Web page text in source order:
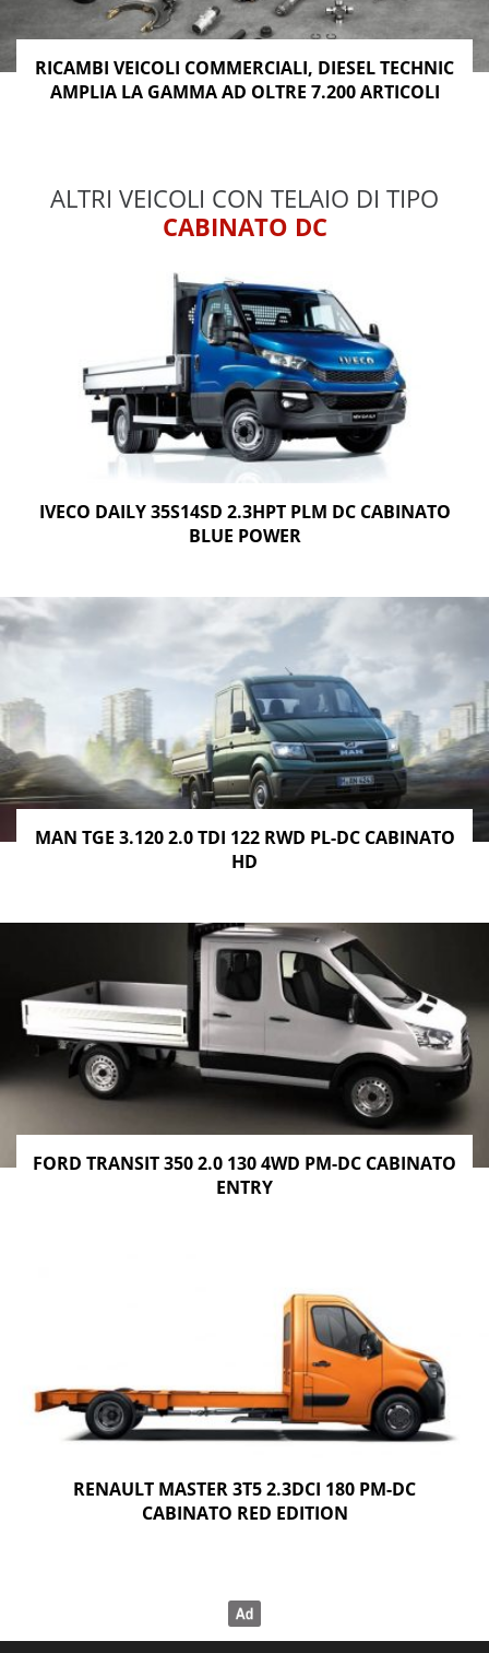
RICAMBI VEICOLI COMMERCIALI, DIESEL TECHNIC
AMPLIA LA GAMMA AD OLTRE 7.200 ARTICOLI
ALTRI VEICOLI CON TELAIO DI TIPO
CABINATO DC
IVECO DAILY 35S14SD 2.3HPT PLM DC CABINATO
BLUE POWER
MAN TGE 3.120 2.0 TDI 122 RWD PL-DC CABINATO
HD
FORD TRANSIT 350 2.0 130 4WD PM-DC CABINATO
ENTRY
RENAULT MASTER 3T5 2.3DCI 180 PM-DC
CABINATO RED EDITION